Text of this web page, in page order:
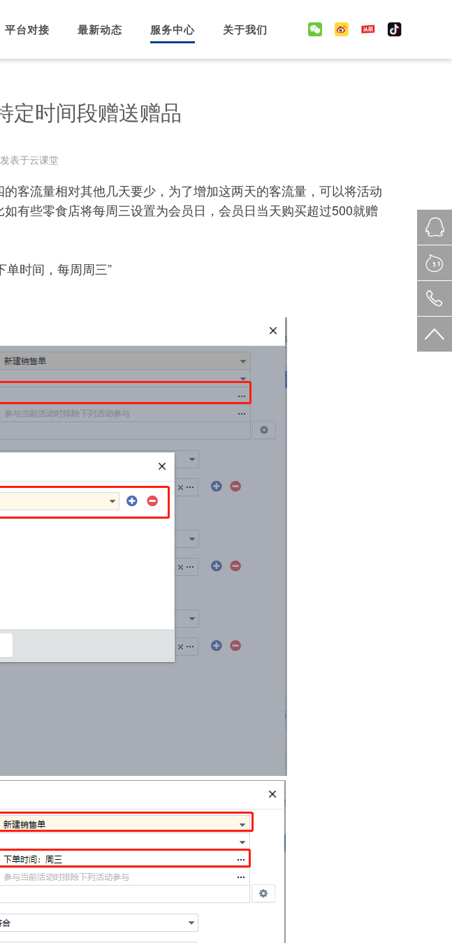
平台对接 最新动态 服务中心 关于我们
定时间段赠送赠品
发表于云课堂
客流量相对其他几天要少，为了增加这两天的客流量，可以将活动
有些零食店将每周三设置为会员日，会员日当天购买超过500就赠
时间，每周周三”